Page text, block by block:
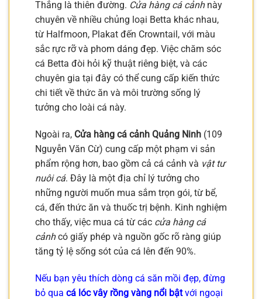
Thắng là thiên đường. Cửa hàng cá cảnhnày
chuyên về nhiều chủng loại Betta khác nhau,
từ Halfmoon, Plakat đến Crowntail, với màu
sắc rực rỡ và phom dáng đẹp. Việc chăm sóc
cá Betta đòi hỏi kỹ thuật riêng biệt, và các
chuyên gia tại đây có thể cung cấp kiến thức
chi tiết về thức ăn và môi trường sống lý
tưởng cho loài cá này.
Ngoài ra, Cửa hàng cá cảnh Quảng Ninh (109
Nguyễn Văn Cừ) cung cấp một phạm vi sản
phẩm rộng hơn, bao gồm cả cá cảnh và vật tư
nuôi cá. Đây là một địa chỉ lý tưởng cho
những người muốn mua sắm trọn gói, từ bể,
cá, đến thức ăn và thuốc trị bệnh. Kinh nghiệm
cho thấy, việc mua cá từ các cửa hàng cá
cảnhcó giấy phép và nguồn gốc rõ ràng giúp
tăng tỷ lệ sống sót của cá lên đến 90%.
Nếu bạn yêu thích dòng cá săn mồi đẹp, đừng
bỏ qua cá lóc vây rồng vàng nổi bậtvới ngoại